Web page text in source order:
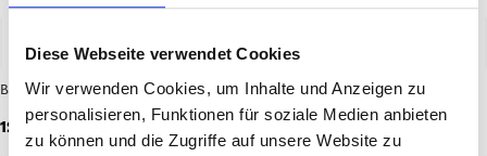
Diese Webseite verwendet Cookies
Wir verwenden Cookies, um Inhalte und Anzeigen zu
personalisieren, Funktionen für soziale Medien anbieten
zu können und die Zugriffe auf unsere Website zu
Baby Mütze Logo
12,95 €
Baby Mütze Mini Meenzer
12,95 €